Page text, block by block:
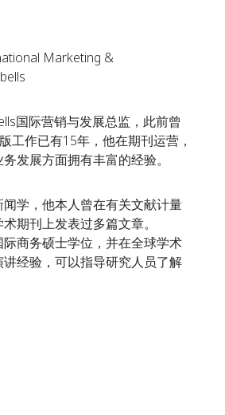
Marketing &
国际营销与发展总监，此前曾
工作已有15年，他在期刊运营，
发展方面拥有丰富的经验。
学，他本人曾在有关文献计量
期刊上发表过多篇文章。
商务硕士学位，并在全球学术
经验，可以指导研究人员了解